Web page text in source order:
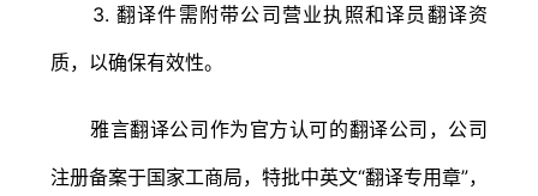
3. 翻译件需附带公司营业执照和译员翻译资
质，以确保有效性。
雅言翻译公司作为官方认可的翻译公司，公司
注册备案于国家工商局，特批中英文“翻译专用章”，